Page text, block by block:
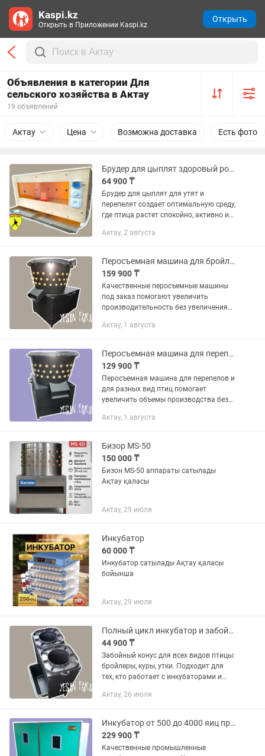
Объявления в категории Для
сельского хозяйства в Актау
19 объявлений
Актау Цена Возможна доставка Есть фото
Брудер для цыплят здоровый рост без потерь
64 900 ₸
Брудер для цыплят для утят и
перепелят создает оптимальную среду,
где птица растет спокойно, активно и
Продуманный Брудер для цыплят для
Актау, 2 августа
Перосъемная машина для бройлера стабильный результат
159 900 ₸
Качественные перосъемные машины
под заказ помогают увеличить
производительность без увеличения
птицы: бройлеры, утки, перепела и
на...
Актау, 1 августа
Перосъемная машина для перепелов ускорит ваш процесс
129 900 ₸
Перосъемная машина для перепелов и
для разных вид птиц помогает
увеличить объемы производства без
перосъемная машина для перепелов и
Актау, 1 августа
Бизор MS-50
150 000 ₸
Бизон MS-50 аппараты сатылады
Ақтау қаласы
Актау, 29 июля
Инкубатор
60 000 ₸
Инкубатор сатылады Ақтау қаласы
бойынша
Актау, 29 июля
Полный цикл инкубатор и забойный конус
44 900 ₸
Забойный конус для всех видов птицы:
бройлеры, куры, утки. Подходит для
тех, кто работает с инкубаторами и
забоя максимально удобным с YESIN
Актау, 26 июля
Инкубатор от 500 до 4000 яиц промышленный для бизнеса
229 900 ₸
Качественные промышленные
Kaspi.kz
Открыть в Приложении Kaspi.kz
Открыть